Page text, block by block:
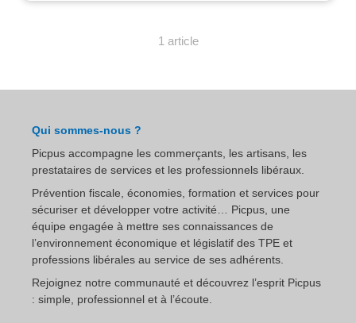
1 article
Qui sommes-nous ?
Picpus accompagne les commerçants, les artisans, les
prestataires de services et les professionnels libéraux.
Prévention fiscale, économies, formation et services pour
sécuriser et développer votre activité… Picpus, une
équipe engagée à mettre ses connaissances de
l’environnement économique et législatif des TPE et
professions libérales au service de ses adhérents.
Rejoignez notre communauté et découvrez l’esprit Picpus
: simple, professionnel et à l’écoute.